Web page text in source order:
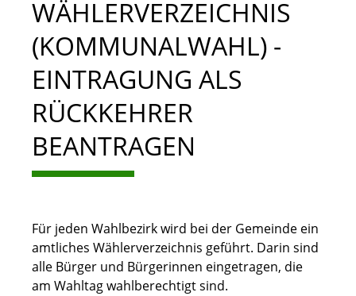
WÄHLERVERZEICHNIS
(KOMMUNALWAHL) -
EINTRAGUNG ALS
RÜCKKEHRER
BEANTRAGEN
Für jeden Wahlbezirk wird bei der Gemeinde ein
amtliches Wählerverzeichnis geführt. Darin sind
alle Bürger und Bürgerinnen eingetragen, die
am Wahltag wahlberechtigt sind.